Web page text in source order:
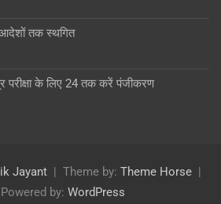
आदेशों तक स्थगित
परीक्षा के लिए 24 तक करें पंजीकरण
Jayant Theme by: Theme Horse
by: WordPress